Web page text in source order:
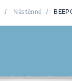
/ Nástěnné /